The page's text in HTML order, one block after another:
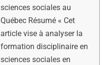
sciences sociales au
Québec Résumé « Cet
article vise à analyser la
formation disciplinaire en
sciences sociales en